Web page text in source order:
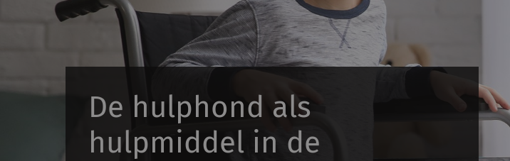
De hulphond als
hulpmiddel in de